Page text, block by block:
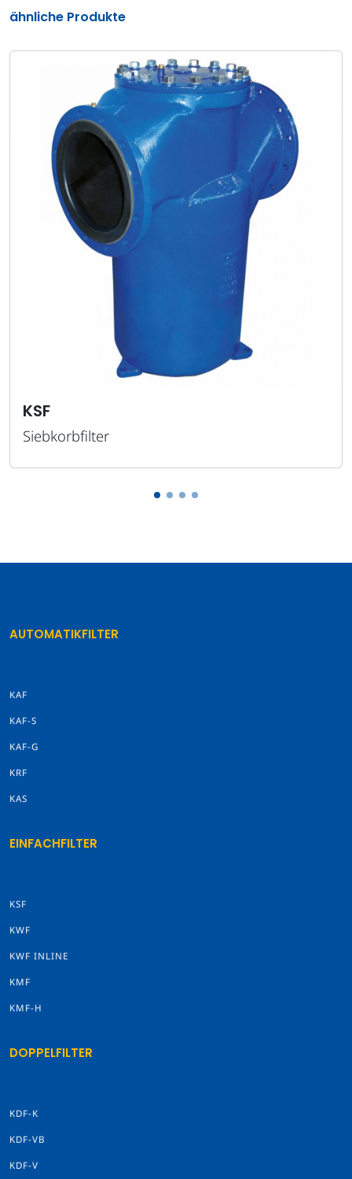
ähnliche Produkte
KWF
Einfachfilter
AUTOMATIKFILTER
KAF
KAF-S
KAF-G
KRF
KAS
EINFACHFILTER
KSF
KWF
KWF INLINE
KMF
KMF-H
DOPPELFILTER
KDF-K
KDF-VB
KDF-V